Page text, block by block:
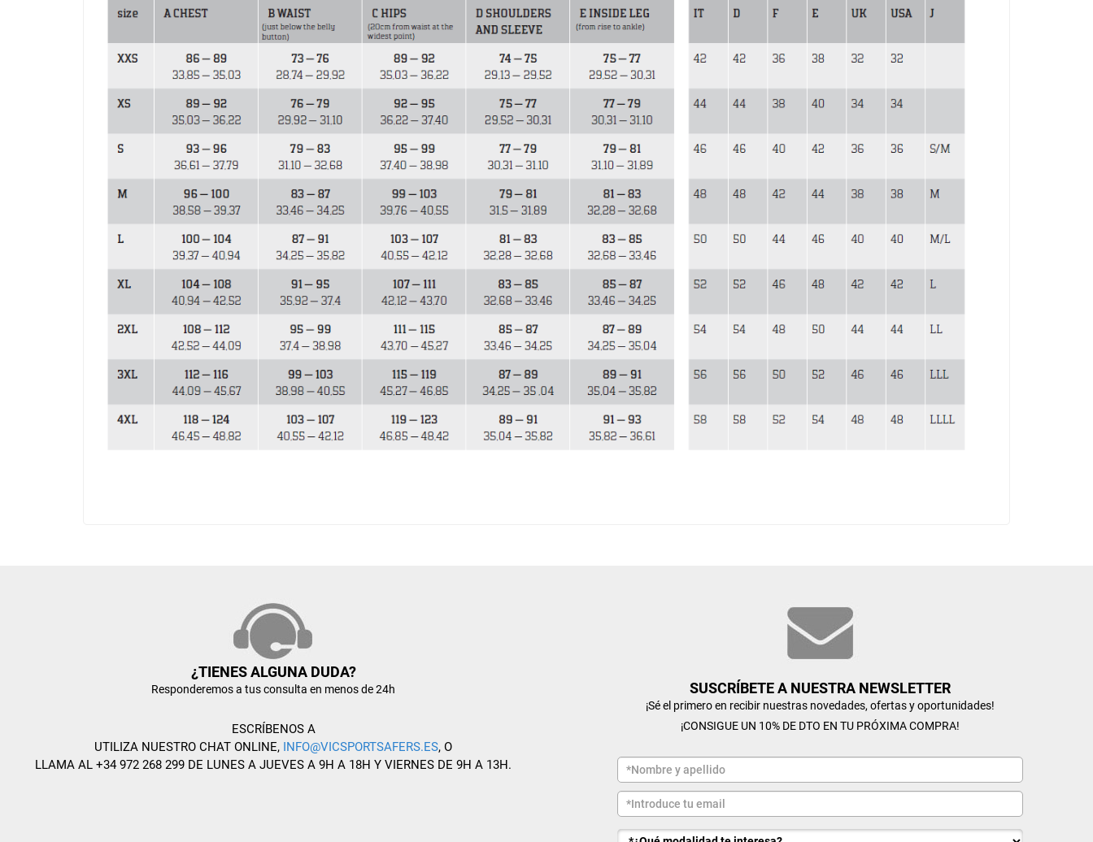
¿TIENES ALGUNA DUDA?
Responderemos a tus consulta en menos de 24h
ESCRÍBENOS A
UTILIZA NUESTRO CHAT ONLINE, INFO@VICSPORTSAFERS.ES, O
LLAMA AL +34 972 268 299 DE LUNES A JUEVES A 9H A 18H Y VIERNES DE 9H A 13H.
SUSCRÍBETE A NUESTRA NEWSLETTER
¡Sé el primero en recibir nuestras novedades, ofertas y oportunidades!
¡CONSIGUE UN 10% DE DTO EN TU PRÓXIMA COMPRA!